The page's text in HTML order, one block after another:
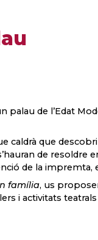
palau de l’Edat
caldrà que
de resoldre
de la impremta,
família, us
i activitats